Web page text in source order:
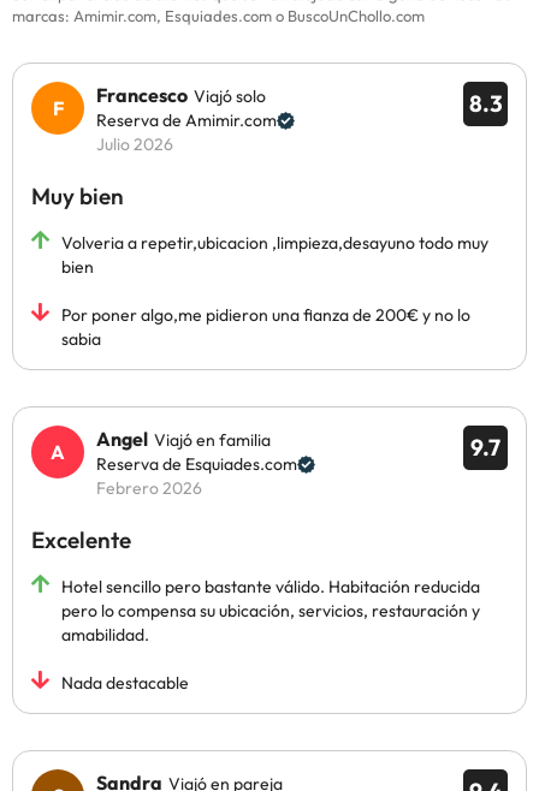
marcas: Amimir.com, Esquiades.com o BuscoUnChollo.com
8.3
Francesco Viajó solo
Reserva de Amimir.com
Julio 2026
Muy bien
Volveria a repetir,ubicacion ,limpieza,desayuno todo muy
bien
Por poner algo,me pidieron una fianza de 200€ y no lo
sabia
9.7
Angel Viajó en familia
Reserva de Esquiades.com
Febrero 2026
Excelente
Hotel sencillo pero bastante válido. Habitación reducida
pero lo compensa su ubicación, servicios, restauración y
amabilidad.
Nada destacable
Sandra Viajó en pareja